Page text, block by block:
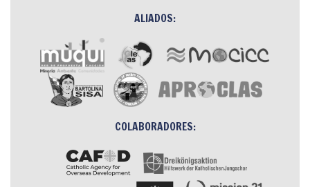
ALIADOS:
COLABORADORES: